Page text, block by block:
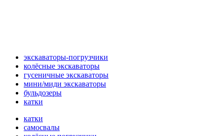
экскаваторы-погрузчики
колёсные экскаваторы
гусеничные экскаваторы
мини/миди экскаваторы
бульдозеры
катки
катки
самосвалы